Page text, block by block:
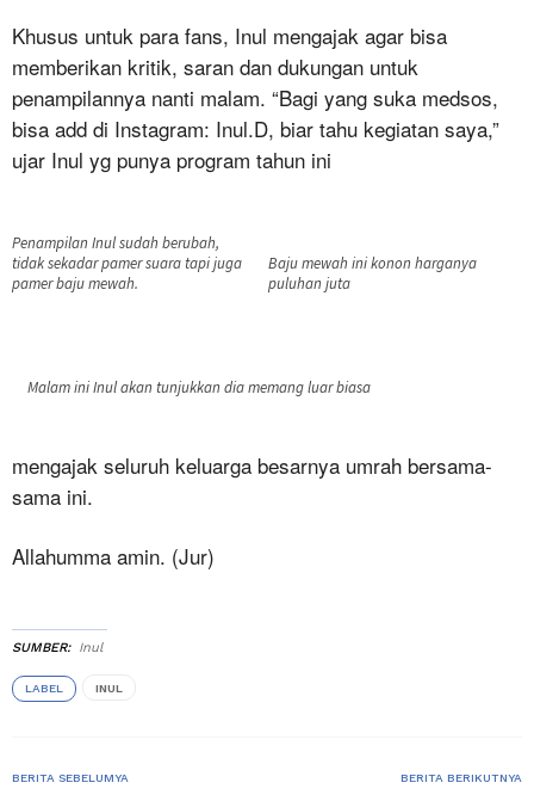
Khusus untuk para fans, Inul mengajak agar bisa
memberikan kritik, saran dan dukungan untuk
penampilannya nanti malam. “Bagi yang suka medsos,
bisa add di Instagram: Inul.D, biar tahu kegiatan saya,”
ujar Inul yg punya program tahun ini
Penampilan Inul sudah berubah,
tidak sekadar pamer suara tapi juga
pamer baju mewah.
Baju mewah ini konon harganya
puluhan juta
Malam ini Inul akan tunjukkan dia memang luar biasa
mengajak seluruh keluarga besarnya umrah bersama-
sama ini.
Allahumma amin. (Jur)
SUMBER Inul
LABEL INUL
BERITA SEBELUMYA BERITA BERIKUTNYA